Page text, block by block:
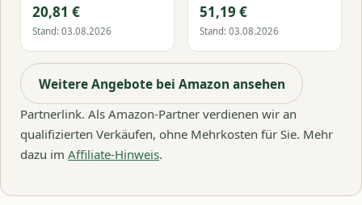
20,81 €
Stand: 03.08.2026
51,19 €
Stand: 03.08.2026
Weitere Angebote bei Amazon ansehen
Partnerlink. Als Amazon-Partner verdienen wir an
qualifizierten Verkäufen, ohne Mehrkosten für Sie. Mehr
dazu im Affiliate-Hinweis.